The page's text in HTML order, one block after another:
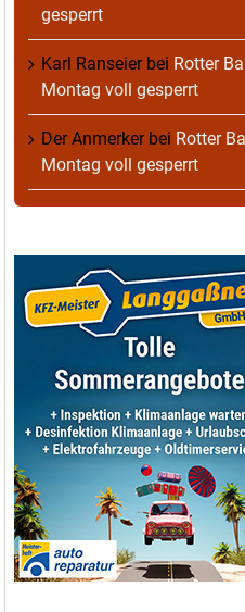
gesperrt
Karl Ranseierbei Rotter
Montag voll gesperrt
Der Anmerkerbei Rotter
Montag voll gesperrt